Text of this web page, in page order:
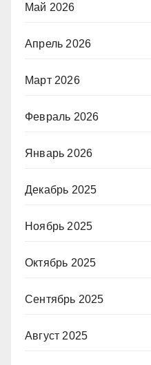
Май 2026
Апрель 2026
Март 2026
Февраль 2026
Январь 2026
Декабрь 2025
Ноябрь 2025
Октябрь 2025
Сентябрь 2025
Август 2025